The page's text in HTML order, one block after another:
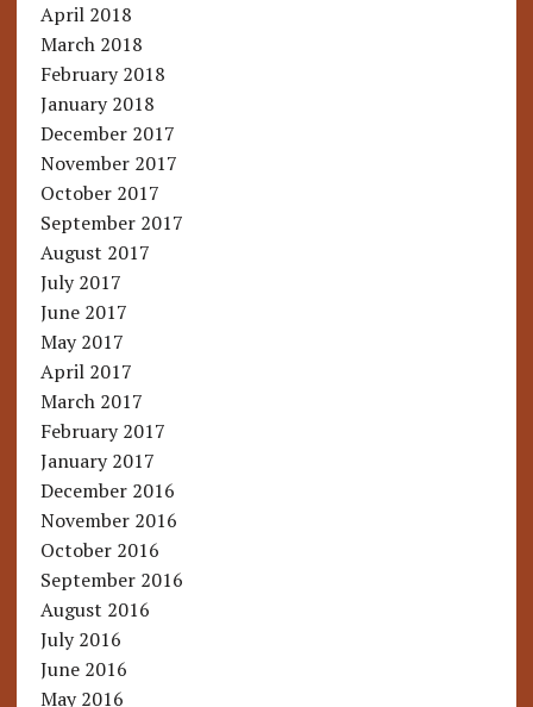
April 2018
March 2018
February 2018
January 2018
December 2017
November 2017
October 2017
September 2017
August 2017
July 2017
June 2017
May 2017
April 2017
March 2017
February 2017
January 2017
December 2016
November 2016
October 2016
September 2016
August 2016
July 2016
June 2016
May 2016